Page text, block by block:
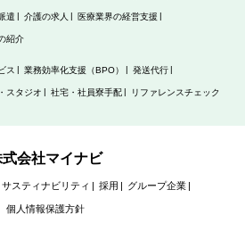
遣 介護の求人 医療業界の経営支援
紹介
ス 業務効率化支援（BPO） 発送代行
スタジオ 社宅・社員寮手配 リファレンスチェック
式会社マイナビ
サスティナビリティ 採用 グループ企業
個人情報保護方針